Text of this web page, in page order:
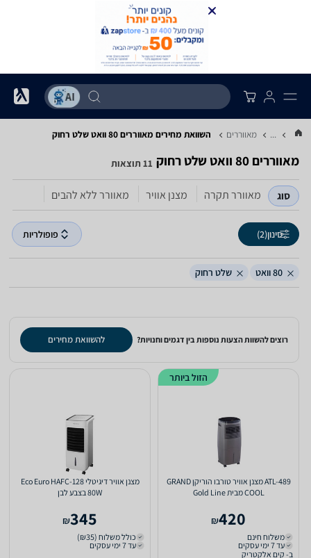
... מאווררים השוואת מחירים מאווררים ‏80 ‏וואט ‏שלט רחוק
מאווררים ‏80 ‏וואט ‏שלט רחוק 11 תוצאות
סוג מאוורר תקרה מצנן אוויר מאוורר ללא להבים
סינון(2) פופולריות
80 וואט שלט רחוק
רוצים להשוות הצעות נוספות בין דגמים וחנויות? להשוואת מחירים
ATL-489 מצנן אוויר טורבו הוריקן GRAND
COOL מבית Gold Line
420
₪
משלוח חינם
עד 7 ימי עסקים
ב- קים אלקטריק
הזול ביותר
מצנן אוויר דיגיטלי Eco Euro HAFC-128
80W בצבע לבן
345
₪
כולל משלוח (₪35)
עד 7 ימי עסקים